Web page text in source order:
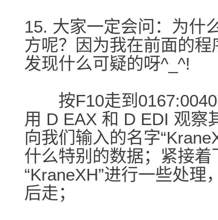
15. 大家一定会问：为什
方呢？因为我在前面的
发现什么可疑的呀^_^!
按F10走到
用 D EAX 和 D EDI 观察
向我们输入的名字
什么特别的数据；紧接
“KraneXH”进行一些处
后走；